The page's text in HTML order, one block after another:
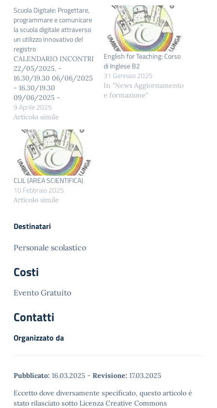
Scuola Digitale: Progettare,
programmare e comunicare
la scuola digitale attraverso
un utilizzo innovativo del
registro
CALENDARIO INCONTRI
22/05/2025. -
16.30/19.30 06/06/2025
- 16.30/19.30
09/06/2025 -
16.30/19.30 19/06/2025
- 16.30/19.30
Bruno LINK LEZIONI :
ACCESSO GUIDA DI
AIUTO PER L'ACCESSO
Homepage – Scuola
futura – PNRR
ISCRIZIONE AL CORSO
eseguire l’accesso
tramite spid o cie. nel
ID PERCORSO…
9 Aprile 2025
Articolo simile
English for Teaching: Corso
di Inglese B2
31 Gennaio 2025
In "News Aggiornamento
e formazione"
CLIL (AREA SCIENTIFICA)
10 Febbraio 2025
Articolo simile
Destinatari
Personale scolastico
Costi
Evento Gratuito
Contatti
Organizzato da
Pubblicato: 16.03.2025 - Revisione: 17.03.2025
Eccetto dove diversamente specificato, questo articolo è
stato rilasciato sotto Licenza Creative Commons